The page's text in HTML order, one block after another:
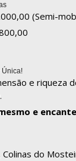
(Semi-
Única!
e riqueza
e
Colinas do